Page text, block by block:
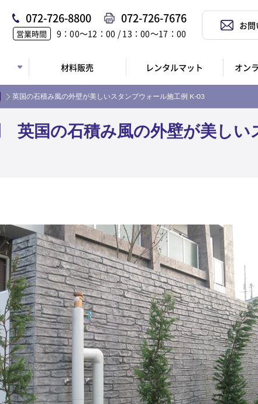
072-726-8800 072-726-7676
営業時間 9：00〜12：00 / 13：00〜17：00
お
材料販売 レンタルマット オン
英国の石積み風の外壁が美しいスタンプウォール施工例 K-03
英国の石積み風の外壁が美しい